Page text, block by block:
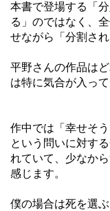
本書で登場する「
る」のではなく、
せながら「分割さ
平野さんの作品は
は特に気合が入っ
作中では「幸せそ
という問いに対す
れていて、少なか
感じます。
僕の場合は死を選